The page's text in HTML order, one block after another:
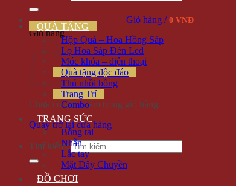
Giỏ hàng / 0 VNĐ
Giỏ hàng
Chưa có sản phẩm trong giỏ hàng.
Quay trở lại cửa hàng
Tìm kiếm:
QUÀ TẶNG
Hộp Quà – Hoa Hồng Sáp
Lọ Hoa Sáp Đèn Led
Móc khóa – điện thoại
Quà tặng độc đáo
Thú nhồi bông
Trang Trí
Combo
TRANG SỨC
Bông tai
Nhẫn
Lắc tay
Mặt Dây Chuyền
ĐỒ CHƠI